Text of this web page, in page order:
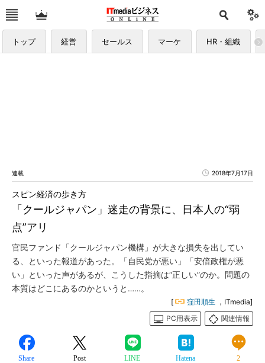
トップ 経営 セールス マーケ HR・組織
連載 2018年7月17日
「クールジャパン」迷走の背景に、日本人の“弱
点”アリ
スピン経済の歩き方
官民ファンド「クールジャパン機構」が大きな損失を出してい
る、といった報道があった。「自民党が悪い」「安倍政権が悪
い」といった声があるが、こうした指摘は“正しい”のか。問題の
本質はどこにあるのかというと……。
[ 窪田順生 ，ITmedia]
PC用表示
関連情報
Share Post LINE Hatena 2